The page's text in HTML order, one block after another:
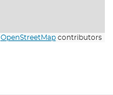
OpenStreetMapcontributors